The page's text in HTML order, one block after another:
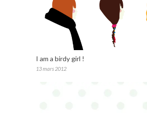
I am a birdy girl !
13 mars 2012